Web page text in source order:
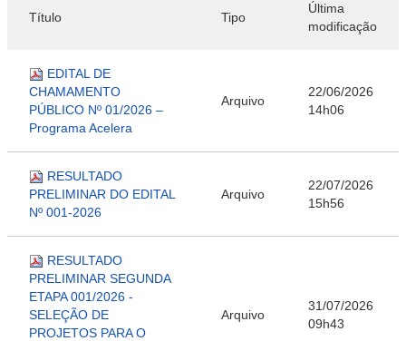
Título Tipo
Última
modificação
EDITAL DE
CHAMAMENTO
PÚBLICO Nº 01/2026 –
Programa Acelera
Arquivo
22/06/2026
14h06
RESULTADO
PRELIMINAR DO EDITAL
Nº 001-2026
Arquivo
22/07/2026
15h56
RESULTADO
PRELIMINAR SEGUNDA
ETAPA 001/2026 -
SELEÇÃO DE
PROJETOS PARA O
Arquivo
31/07/2026
09h43